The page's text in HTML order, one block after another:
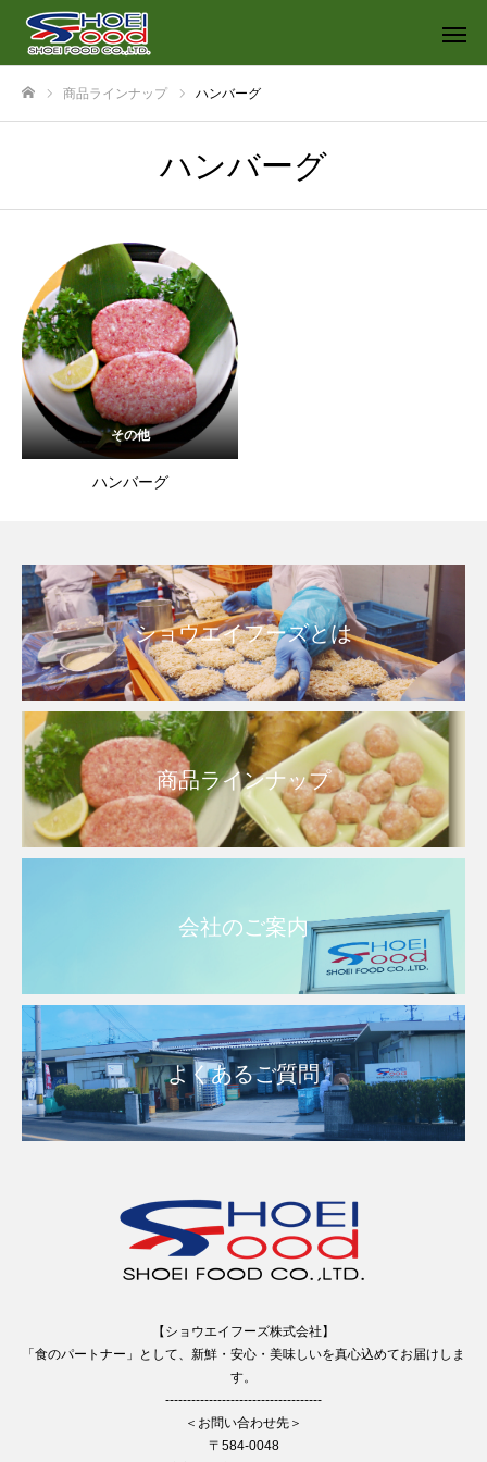
商品ラインナップ ハンバーグ
ハンバーグ
その他
ハンバーグ
ショウエイフーズとは
商品ラインナップ
会社のご案内
よくあるご質問
【ショウエイフーズ株式会社】
「食のパートナー」として、新鮮・安心・美味しいを真心込めてお届けしま
す。
------------------------------------
＜お問い合わせ先＞
〒584-0048